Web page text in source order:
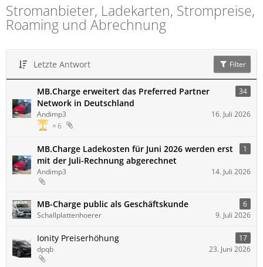
Stromanbieter, Ladekarten, Strompreise,
Roaming und Abrechnung
Letzte Antwort Filter
MB.Charge erweitert das Preferred Partner
Network in Deutschland
34
6
Andimp3 16. Juli 2026
MB.Charge Ladekosten für Juni 2026 werden erst
mit der Juli-Rechnung abgerechnet
1
Andimp3 14. Juli 2026
MB-Charge public als Geschäftskunde
6
Schallplattenhoerer
9. Juli 2026
Ionity Preiserhöhung
17
dpqb
23. Juni 2026